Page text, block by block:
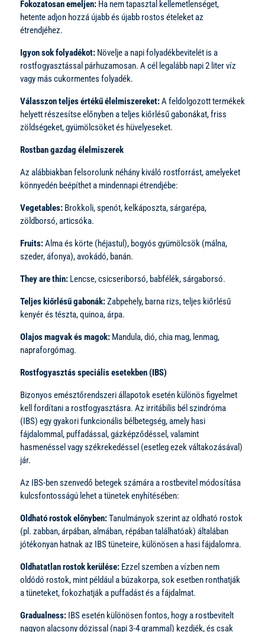
Fokozatosan emeljen: Ha nem tapasztal kellemetlenséget,
hetente adjon hozzá újabb és újabb rostos ételeket az
étrendjéhez.
Igyon sok folyadékot: Növelje a napi folyadékbevitelét is a
rostfogyasztással párhuzamosan. A cél legalább napi 2 liter víz
vagy más cukormentes folyadék.
Válasszon teljes értékű élelmiszereket:A feldolgozott termékek
helyett részesítse előnyben a teljes kiőrlésű gabonákat, friss
zöldségeket, gyümölcsöket és hüvelyeseket.
Rostban gazdag élelmiszerek
Az alábbiakban felsorolunk néhány kiváló rostforrást, amelyeket
könnyedén beépíthet a mindennapi étrendjébe:
Vegetables: Brokkoli, spenót, kelkáposzta, sárgarépa,
zöldborsó, articsóka.
Fruits:Alma és körte (héjastul), bogyós gyümölcsök (málna,
szeder, áfonya), avokádó, banán.
They are thin: Lencse, csicseriborsó, babfélék, sárgaborsó.
Teljes kiőrlésű gabonák:Zabpehely, barna rizs, teljes kiőrlésű
kenyér és tészta, quinoa, árpa.
Olajos magvak és magok: Mandula, dió, chia mag, lenmag,
napraforgómag.
Rostfogyasztás speciális esetekben (IBS)
Bizonyos emésztőrendszeri állapotok esetén különös figyelmet
kell fordítani a rostfogyasztásra. Az irritábilis bél szindróma
(IBS) egy gyakori funkcionális bélbetegség, amely hasi
fájdalommal, puffadással, gázképződéssel, valamint
hasmenéssel vagy székrekedéssel (esetleg ezek váltakozásával)
jár.
Az IBS-ben szenvedő betegek számára a rostbevitel módosítása
kulcsfontosságú lehet a tünetek enyhítésében:
Oldható rostok előnyben:Tanulmányok szerint az oldható rostok
(pl. zabban, árpában, almában, répában találhatóak) általában
jótékonyan hatnak az IBS tüneteire, különösen a hasi fájdalomra.
Oldhatatlan rostok kerülése: Ezzel szemben a vízben nem
oldódó rostok, mint például a búzakorpa, sok esetben ronthatják
a tüneteket, fokozhatják a puffadást és a fájdalmat.
Gradualness: IBS esetén különösen fontos, hogy a rostbevitelt
nagyon alacsony dózissal (napi 3-4 grammal) kezdjék, és csak